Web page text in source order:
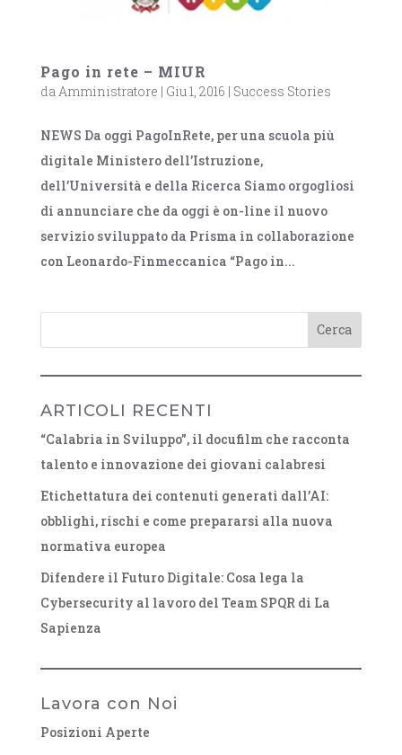
Pago in rete – MIUR
da Amministratore | Giu 1, 2016 | Success Stories
NEWS Da oggi PagoInRete, per una scuola più
digitale Ministero dell’Istruzione,
dell’Università e della Ricerca Siamo orgogliosi
di annunciare che da oggi è on-line il nuovo
servizio sviluppato da Prisma in collaborazione
con Leonardo-Finmeccanica “Pago in...
ARTICOLI RECENTI
“Calabria in Sviluppo”, il docufilm che racconta
talento e innovazione dei giovani calabresi
Etichettatura dei contenuti generati dall’AI:
obblighi, rischi e come prepararsi alla nuova
normativa europea
Difendere il Futuro Digitale: Cosa lega la
Cybersecurity al lavoro del Team SPQR di La
Sapienza
Lavora con Noi
Posizioni Aperte